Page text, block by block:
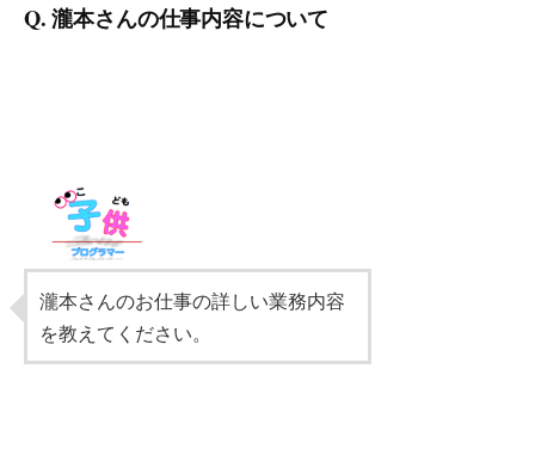
Q. 瀧本さんの仕事内容について
瀧本さんのお仕事の詳しい業務内容
を教えてください。